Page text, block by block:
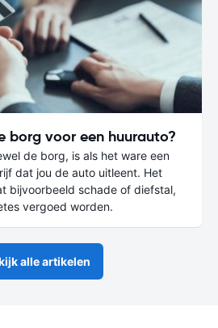
borg voor een huurauto?
de borg, is als het ware een
dat jou de auto uitleent. Het
bijvoorbeeld schade of diefstal,
vergoed worden.
alle artikelen